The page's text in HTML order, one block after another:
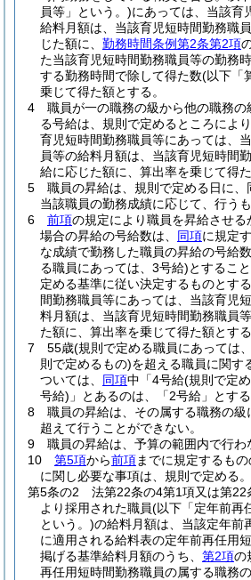
員等」という。)にあっては、当該育
給料月額は、当該育児短時間勤務職
じた額に、 勤務時間条例第2条第2項
た当該育児短時間勤務職員等の勤務
する勤務時間で除して得た数(以下「
乗じて得た額とする。
4
職員が一の職務の級から他の職務
る号給は、規則で定めるところにより
育児短時間勤務職員等にあっては、
員等の給料月額は、当該育児短時間
給に応じた額に、算出率を乗じて得た
5
職員の昇給は、規則で定める日に
当該職員の勤務成績に応じて、行うも
6
前項の規定により職員を昇給させ
場合の昇給の号給数は、 同項に規定
な成績で勤務した職員の昇給の号給
る職員にあっては、3号給)とするこ
定める基準に従い決定するものとする
間勤務職員等にあっては、当該育児
料月額は、当該育児短時間勤務職員
た額に、算出率を乗じて得た額とする
7
55歳(規則で定める職員にあっては
則で定めるもの)を超える職員に関す
ついては、 同項中「4号給(規則で定
号給) 」とあるのは、「2号給」とする
8
職員の昇給は、その属する職務の
超えて行うことができない。
9
職員の昇給は、予算の範囲内で行わ
10
第5項から前項までに規定するも
に関し必要な事項は、規則で定める。
第5条の2
法第22条の4第1項又は第22
より採用された職員(以下「定年前再
という。)の給料月額は、当該定年前
に適用される給料表の定年前再任用
掲げる基準給料月額のうち、 第2項の
再任用短時間勤務職員の属する職務